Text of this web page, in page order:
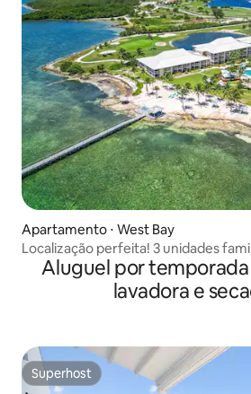
Apartamento ⋅ West Bay
Localização perfeita! 3 unidades
Aluguel por
lavadora e
Superhost
Superhost